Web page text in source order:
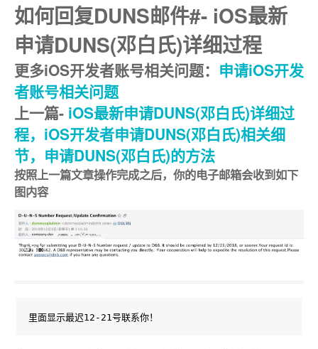
如何回复DUNS邮件#- iOS最新
申请DUNS(邓白氏)详细过程
更多iOS开发者账号相关问题： 申请iOS开发
者账号相关问题
上一篇- iOS最新申请DUNS(邓白氏)详细过
程，iOS开发者申请DUNS(邓白氏)相关细
节，申请DUNS(邓白氏)的方法
按照上一篇文章操作完成之后，你的电子邮箱会收到如下
图内容
里面显示最迟12-21号联系你！